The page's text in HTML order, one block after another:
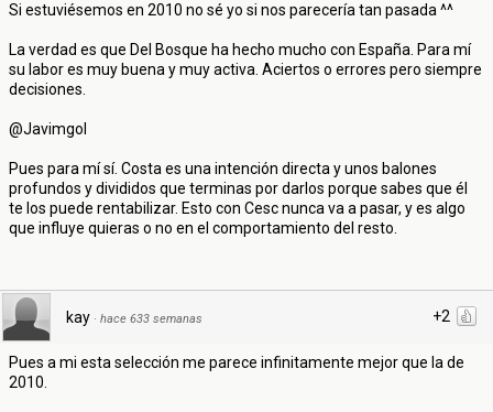
Si estuviésemos en 2010 no sé yo si nos parecería tan pasada ^^
La verdad es que Del Bosque ha hecho mucho con España. Para mí
su labor es muy buena y muy activa. Aciertos o errores pero siempre
decisiones.
@Javimgol
Pues para mí sí. Costa es una intención directa y unos balones
profundos y divididos que terminas por darlos porque sabes que él
te los puede rentabilizar. Esto con Cesc nunca va a pasar, y es algo
que influye quieras o no en el comportamiento del resto.
+2
kay · hace 633 semanas
Pues a mi esta selección me parece infinitamente mejor que la de
2010.